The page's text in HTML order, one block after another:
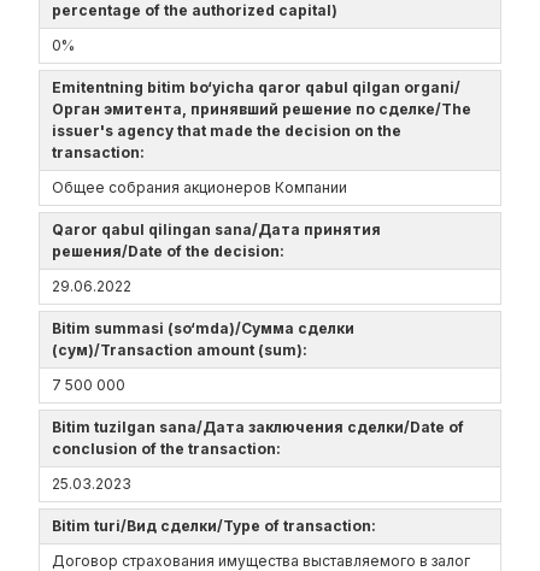
percentage of the authorized capital)
0%
Emitentning bitim bo‘yicha qaror qabul qilgan organi/
Орган эмитента, принявший решение по сделке/The
issuer's agency that made the decision on the
transaction:
Общее собрания акционеров Компании
Qaror qabul qilingan sana/Дата принятия
решения/Date of the decision:
29.06.2022
Bitim summasi (so‘mda)/Сумма сделки
(сум)/Transaction amount (sum):
7 500 000
Bitim tuzilgan sana/Дата заключения сделки/Date of
conclusion of the transaction:
25.03.2023
Bitim turi/Вид сделки/Type of transaction:
Договор страхования имущества выставляемого в залог